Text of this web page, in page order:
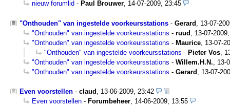
nieuw forumlid - Paul Brouwer 14-07-2009, 23:45
"Onthouden" van ingestelde voorkeursstations - Gerard
13-07-
"Onthouden" van ingestelde voorkeursstations - ruud
13-07-
"Onthouden" van ingestelde voorkeursstations - Maurice 13-07-
"Onthouden" van ingestelde voorkeursstations - Pieter Vos
"Onthouden" van ingestelde voorkeursstations - Willem.H.N.
13-
"Onthouden" van ingestelde voorkeursstations - Gerard 13-07-
Even voorstellen - claud , 13-06-2009, 23:42
Even voorstellen - Forumbeheer, 14-06-2009, 13:55